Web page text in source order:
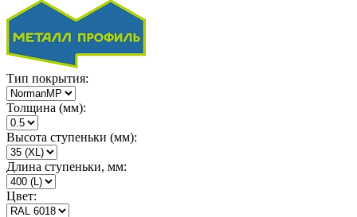
Тип покрытия:
Толщина (мм):
Высота ступеньки (мм):
Длина ступеньки, мм:
Цвет: